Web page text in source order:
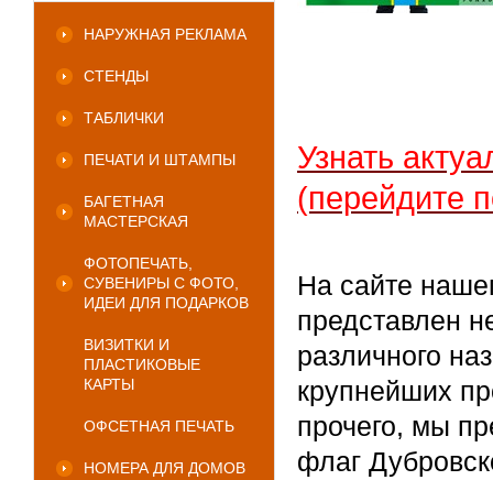
НАРУЖНАЯ РЕКЛАМА
СТЕНДЫ
ТАБЛИЧКИ
ПЕЧАТИ И ШТАМПЫ
БАГЕТНАЯ
МАСТЕРСКАЯ
ФОТОПЕЧАТЬ,
СУВЕНИРЫ С ФОТО,
ИДЕИ ДЛЯ ПОДАРКОВ
ВИЗИТКИ И
ПЛАСТИКОВЫЕ
КАРТЫ
ОФСЕТНАЯ ПЕЧАТЬ
НОМЕРА ДЛЯ ДОМОВ
Узнать
(перейдите
На сайте
представлен
различного
крупнейших
прочего, мы
флаг